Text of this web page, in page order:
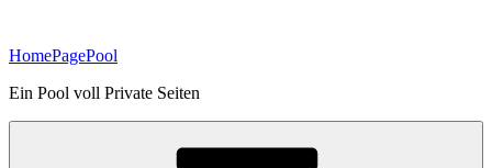
springen
HomePagePool
Ein Pool voll Private Seiten